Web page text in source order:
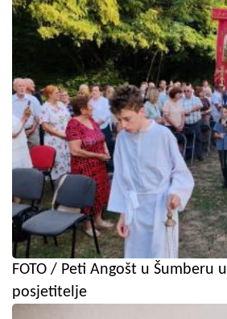
FOTO / Peti Angošt u Šumberu
posjetitelje